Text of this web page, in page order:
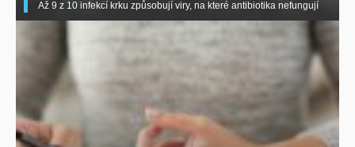
Až 9 z 10 infekcí krku způsobují viry, na které antibiotika nefungují